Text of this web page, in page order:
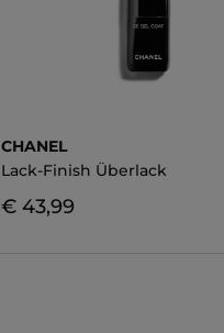
CHANEL
Lack-Finish Überlack
€ 43,99